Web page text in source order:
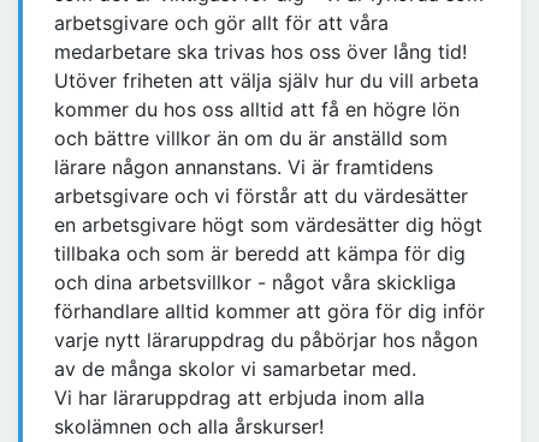
arbetsgivare och gör allt för att våra
medarbetare ska trivas hos oss över lång tid!
Utöver friheten att välja själv hur du vill arbeta
kommer du hos oss alltid att få en högre lön
och bättre villkor än om du är anställd som
lärare någon annanstans. Vi är framtidens
arbetsgivare och vi förstår att du värdesätter
en arbetsgivare högt som värdesätter dig högt
tillbaka och som är beredd att kämpa för dig
och dina arbetsvillkor - något våra skickliga
förhandlare alltid kommer att göra för dig inför
varje nytt läraruppdrag du påbörjar hos någon
av de många skolor vi samarbetar med.
Vi har läraruppdrag att erbjuda inom alla
skolämnen och alla årskurser!